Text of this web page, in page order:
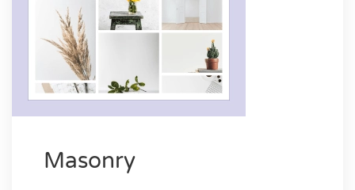
Masonry